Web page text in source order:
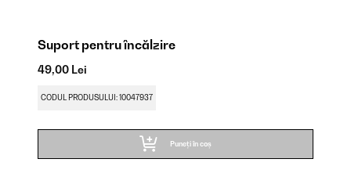
Suport pentru încălzire
49,00 Lei
CODUL PRODUSULUI: 10047937
Puneți în coș